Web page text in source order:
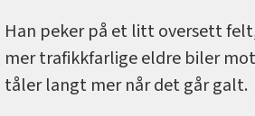
Han peker på et litt oversett
mer trafikkfarlige eldre biler
tåler langt mer når det går galt.